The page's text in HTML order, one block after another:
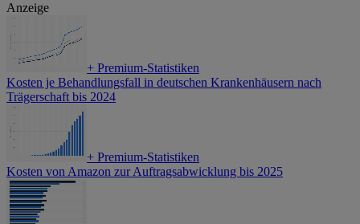
Anzeige
+ Premium-Statistiken
Kosten je Behandlungsfall in deutschen Krankenhäusern nach
Trägerschaft bis 2024
+ Premium-Statistiken
Kosten von Amazon zur Auftragsabwicklung bis 2025